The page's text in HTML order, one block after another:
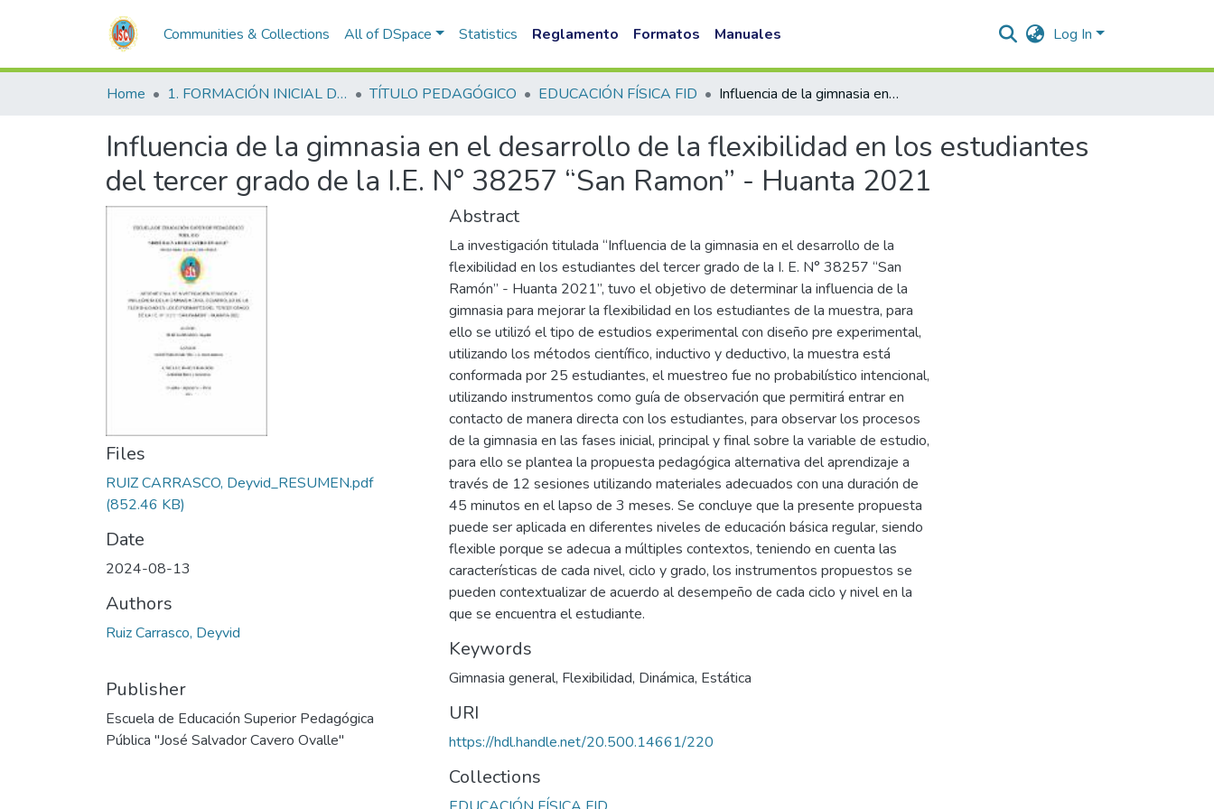
Communities & Collections All of DSpace Statistics Reglamento Formatos Manuales Log In
Home 1. FORMACIÓN INICIAL DOCENTE TÍTULO PEDAGÓGICO EDUCACIÓN FÍSICA FID Influencia de la gimnasia en el desarrollo de la flexibilidad en los estudiantes del tercer grado de la I.E. N° 38257 “San Ramon” - Huanta 2021
Influencia de la gimnasia en el desarrollo de la flexibilidad en los estudiantes
del tercer grado de la I.E. N° 38257 “San Ramon” - Huanta 2021
Files
RUIZ CARRASCO, Deyvid_RESUMEN.pdf
(852.46 KB)
Date
2024-08-13
Authors
Ruiz Carrasco, Deyvid
Publisher
Escuela de Educación Superior Pedagógica
Pública "José Salvador Cavero Ovalle"
Abstract
La investigación titulada “Influencia de la gimnasia en el desarrollo de la
flexibilidad en los estudiantes del tercer grado de la I. E. N° 38257 “San
Ramón” - Huanta 2021”, tuvo el objetivo de determinar la influencia de la
gimnasia para mejorar la flexibilidad en los estudiantes de la muestra, para
ello se utilizó el tipo de estudios experimental con diseño pre experimental,
utilizando los métodos científico, inductivo y deductivo, la muestra está
conformada por 25 estudiantes, el muestreo fue no probabilístico intencional,
utilizando instrumentos como guía de observación que permitirá entrar en
contacto de manera directa con los estudiantes, para observar los procesos
de la gimnasia en las fases inicial, principal y final sobre la variable de estudio,
para ello se plantea la propuesta pedagógica alternativa del aprendizaje a
través de 12 sesiones utilizando materiales adecuados con una duración de
45 minutos en el lapso de 3 meses. Se concluye que la presente propuesta
puede ser aplicada en diferentes niveles de educación básica regular, siendo
flexible porque se adecua a múltiples contextos, teniendo en cuenta las
características de cada nivel, ciclo y grado, los instrumentos propuestos se
pueden contextualizar de acuerdo al desempeño de cada ciclo y nivel en la
que se encuentra el estudiante.
Keywords
Gimnasia general, Flexibilidad, Dinámica, Estática
URI
https://hdl.handle.net/20.500.14661/220
Collections